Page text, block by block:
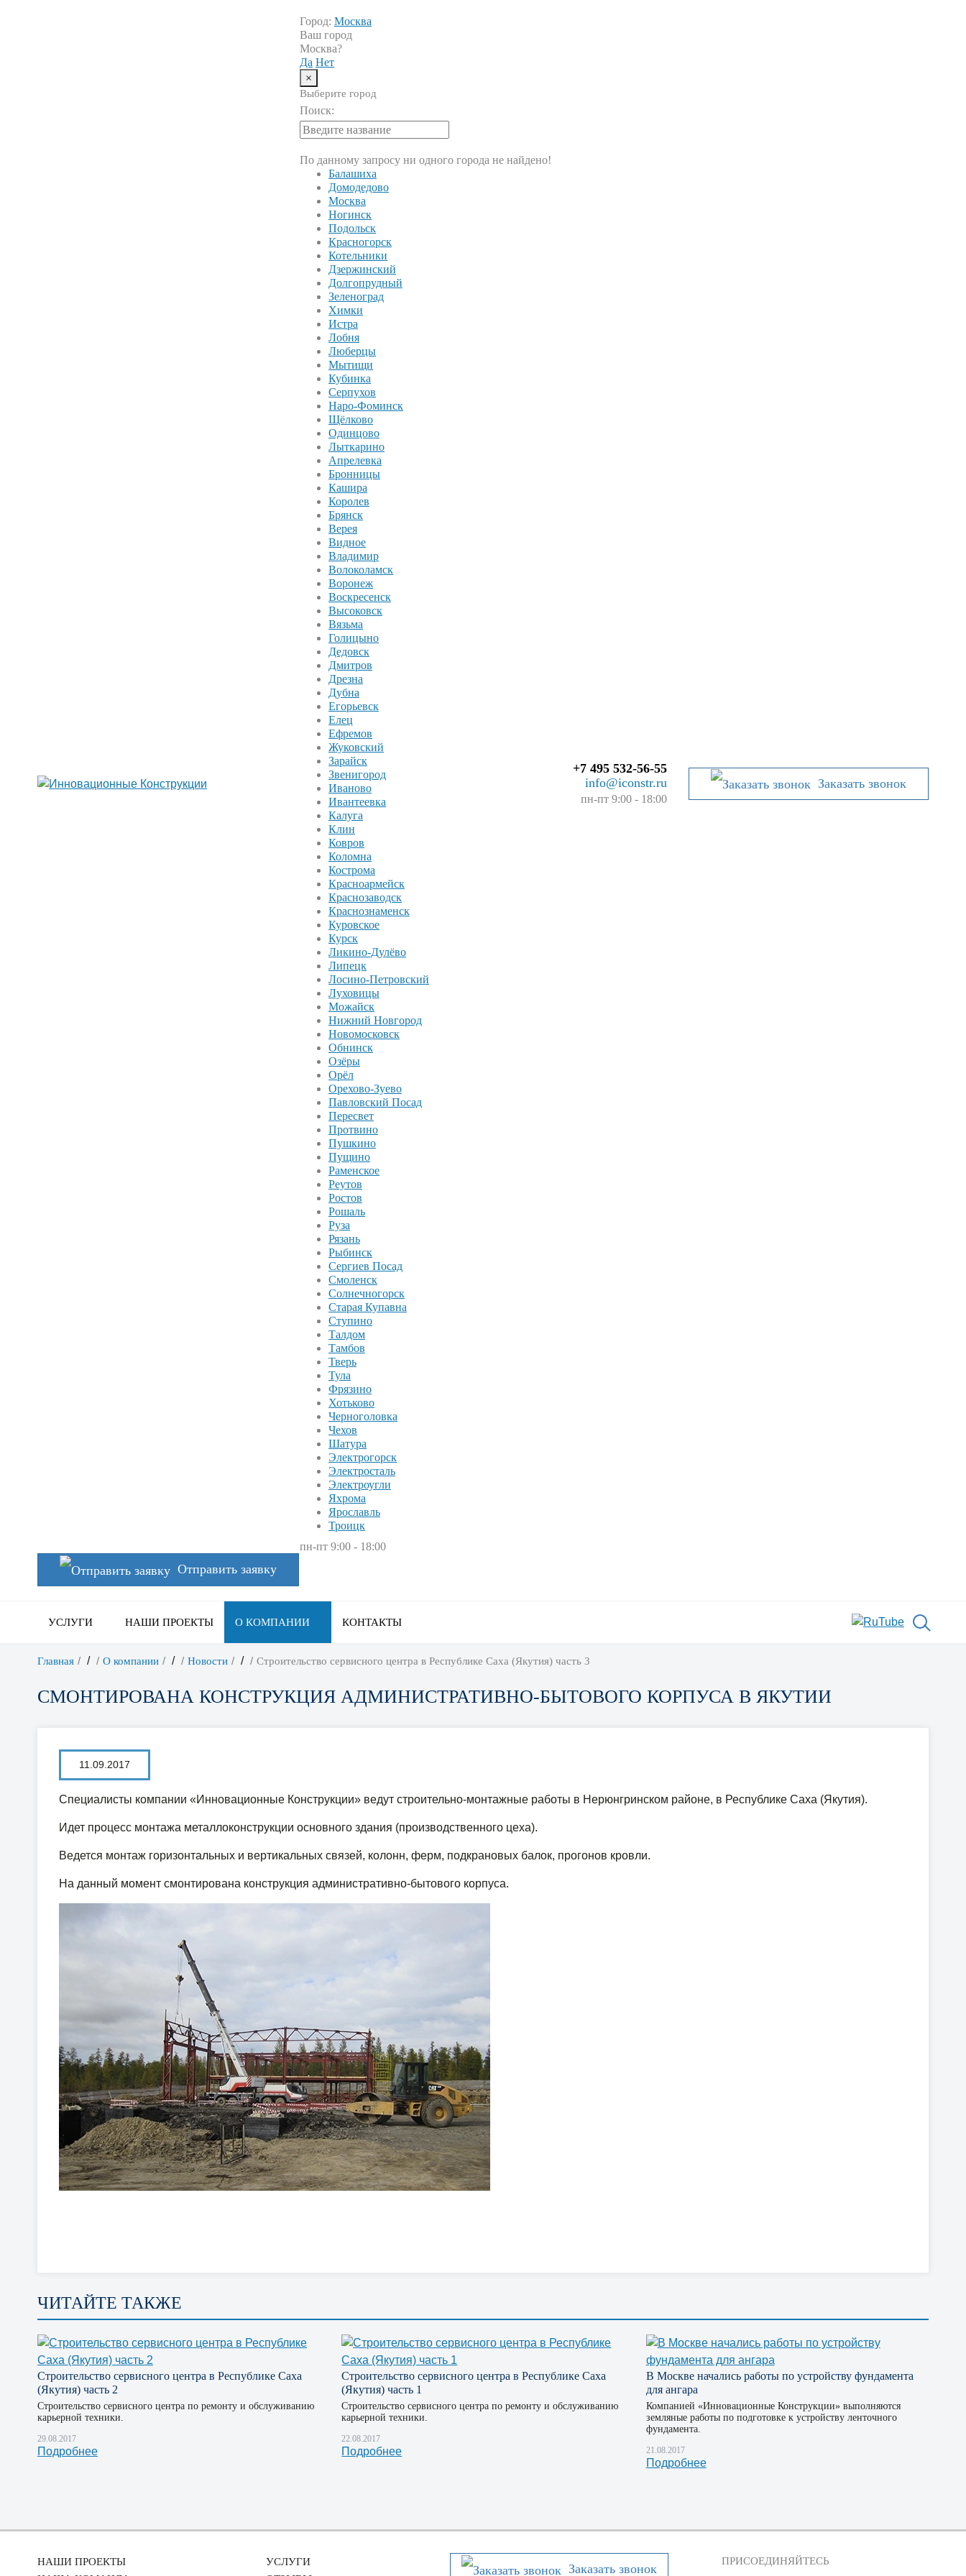
Город: Москва
Ваш город
Москва?
Да Нет
×
Выберите город
Поиск:
По данному запросу ни одного города не найдено!
Балашиха
Домодедово
Москва
Ногинск
Подольск
Красногорск
Котельники
Дзержинский
Долгопрудный
Зеленоград
Химки
Истра
Лобня
Люберцы
Мытищи
Кубинка
Серпухов
Наро-Фоминск
Щёлково
Одинцово
Лыткарино
Апрелевка
Бронницы
Кашира
Королев
Брянск
Верея
Видное
Владимир
Волоколамск
Воронеж
Воскресенск
Высоковск
Вязьма
Голицыно
Дедовск
Дмитров
Дрезна
Дубна
Егорьевск
Елец
Ефремов
Жуковский
Зарайск
Звенигород
Иваново
Ивантеевка
Калуга
Клин
Ковров
Коломна
Кострома
Красноармейск
Краснозаводск
Краснознаменск
Куровское
Курск
Ликино-Дулёво
Липецк
Лосино-Петровский
Луховицы
Можайск
Нижний Новгород
Новомосковск
Обнинск
Озёры
Орёл
Орехово-Зуево
Павловский Посад
Пересвет
Протвино
Пушкино
Пущино
Раменское
Реутов
Ростов
Рошаль
Руза
Рязань
Рыбинск
Сергиев Посад
Смоленск
Солнечногорск
Старая Купавна
Ступино
Талдом
Тамбов
Тверь
Тула
Фрязино
Хотьково
Черноголовка
Чехов
Шатура
Электрогорск
Электросталь
Электроугли
Яхрома
Ярославль
Троицк
пн-пт 9:00 - 18:00
+7 495 532-56-55
info@iconstr.ru
пн-пт 9:00 - 18:00
Заказать звонок
Отправить заявку
УСЛУГИ НАШИ ПРОЕКТЫ О КОМПАНИИ КОНТАКТЫ
Главная / О компании / Новости / Строительство сервисного центра в Республике Саха (Якутия) часть 3
СМОНТИРОВАНА КОНСТРУКЦИЯ АДМИНИСТРАТИВНО-БЫТОВОГО КОРПУСА В ЯКУТИИ
11.09.2017
Специалисты компании «Инновационные Конструкции» ведут строительно-монтажные работы в Нерюнгринском районе, в Республике Саха (Якутия).
Идет процесс монтажа металлоконструкции основного здания (производственного цеха).
Ведется монтаж горизонтальных и вертикальных связей, колонн, ферм, подкрановых балок, прогонов кровли.
На данный момент смонтирована конструкция административно-бытового корпуса.
ЧИТАЙТЕ ТАКЖЕ
Строительство сервисного центра в Республике Саха
(Якутия) часть 2
Строительство сервисного центра по ремонту и обслуживанию
карьерной техники.
29.08.2017
Подробнее
Строительство сервисного центра в Республике Саха
(Якутия) часть 1
Строительство сервисного центра по ремонту и обслуживанию
карьерной техники.
22.08.2017
Подробнее
В Москве начались работы по устройству фундамента
для ангара
Компанией «Инновационные Конструкции» выполняются
земляные работы по подготовке к устройству ленточного
фундамента.
21.08.2017
Подробнее
НАШИ ПРОЕКТЫ
УСЛУГИ
Заказать звонок
ПРИСОЕДИНЯЙТЕСЬ